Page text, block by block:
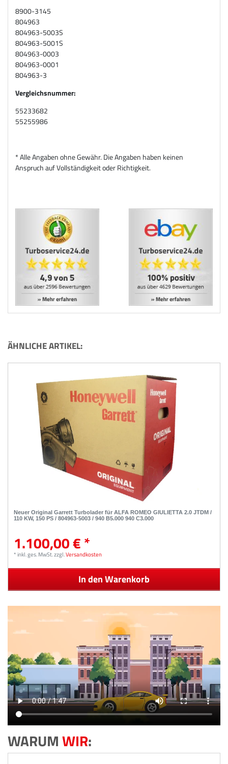
8900-3145
804963
804963-5003S
804963-5001S
804963-0003
804963-0001
804963-3
Vergleichsnummer:
55233682
55255986
* Alle Angaben ohne Gewähr. Die Angaben haben keinen
Anspruch auf Vollständigkeit oder Richtigkeit.
ÄHNLICHE ARTIKEL:
Neuer Original Garrett Turbolader für ALFA ROMEO GIULIETTA 2.0 JTDM /
110 KW, 150 PS / 804963-5003 / 940 B5.000 940 C3.000
1.100,00 € *
*inkl. ges. MwSt.zzgl.Versandkosten
In den Warenkorb
WARUMWIR: